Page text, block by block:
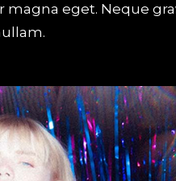
magna eget. Neque